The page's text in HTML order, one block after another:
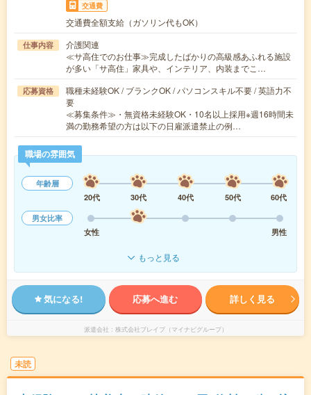
交通費
交通費全額支給（ガソリン代もOK）
仕事内容
介護関連
≪サ高住でのお仕事≫完成したばかりの高級感あふれる施設
が多い「サ高住」家具や、インテリア、内装までこ…
応募資格
職種未経験OK / ブランクOK / パソコンスキル不要 / 英語力不
要
≪募集条件≫・無資格未経験OK・10名以上採用※週16時間未
満の勤務希望の方は以下の日雇派遣禁止の例…
職場の雰囲気
年齢層
20代
30代 40代 50代
60代
男女比率
女性
男性
もっと見る
気になる! 応募へ進む 詳しく見る
派遣会社 株式会社ブレイブ（マイナビグループ）
未読